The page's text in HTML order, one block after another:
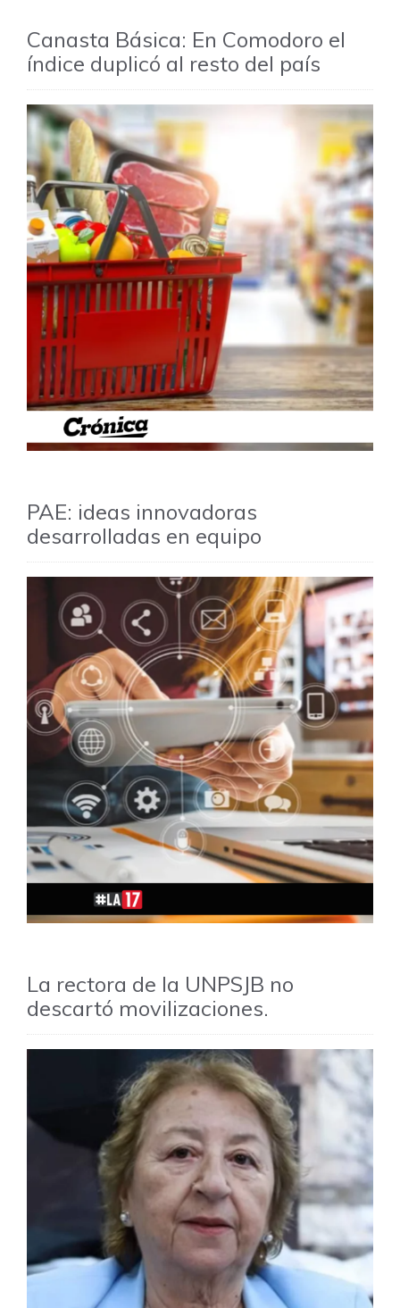
Canasta Básica: En Comodoro el
índice duplicó al resto del país
PAE: ideas innovadoras
desarrolladas en equipo
La rectora de la UNPSJB no
descartó movilizaciones.